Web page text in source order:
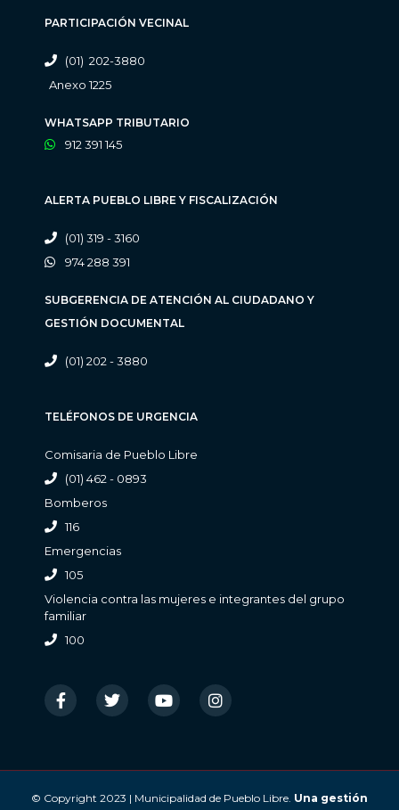
PARTICIPACIÓN VECINAL
(01) 202-3880
Anexo 1225
WHATSAPP TRIBUTARIO
912 391 145
ALERTA PUEBLO LIBRE Y FISCALIZACIÓN
(01) 319 - 3160
974 288 391
SUBGERENCIA DE ATENCIÓN AL CIUDADANO Y
GESTIÓN DOCUMENTAL
(01) 202 - 3880
TELÉFONOS DE URGENCIA
Comisaria de Pueblo Libre
(01) 462 - 0893
Bomberos
116
Emergencias
105
Violencia contra las mujeres e integrantes del grupo
familiar
100
© Copyright 2023 | Municipalidad de Pueblo Libre. Una gestión